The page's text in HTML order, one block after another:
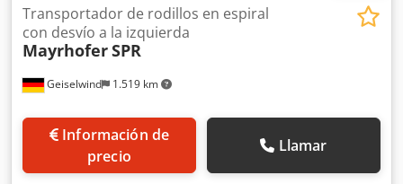
Geiselwind 1.519 km
Transportador de rodillos en espiral
con desvío a la izquierda
MayrhoferSPR
Información de
precio
Llamar